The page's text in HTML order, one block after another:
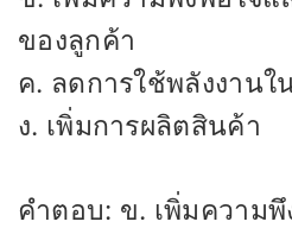
ของลูกค้า
ค. ลดการใช้พลังงานใ
ง. เพิ่มการผลิตสินค้า
คำตอบ: ข. เพิ่มความ